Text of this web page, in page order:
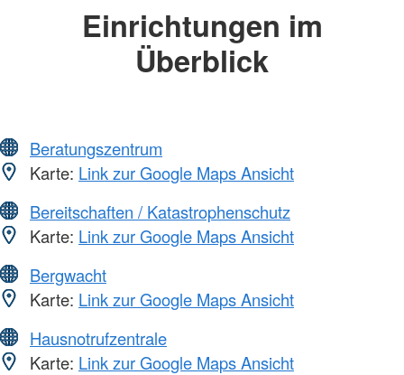
Einrichtungen im
Überblick
Beratungszentrum
Karte: Link zur Google Maps Ansicht
Bereitschaften / Katastrophenschutz
Karte: Link zur Google Maps Ansicht
Bergwacht
Karte: Link zur Google Maps Ansicht
Hausnotrufzentrale
Karte: Link zur Google Maps Ansicht